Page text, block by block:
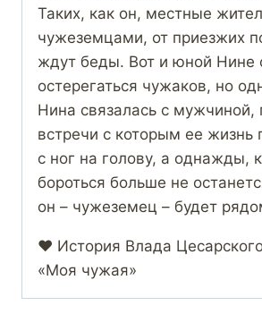
Таких, как он, местные
чужеземцами, от приезжих
ждут беды. Вот и юной Нине
остерегаться чужаков, но
Нина связалась с мужчиной,
встречи с которым ее жизнь
с ног на голову, а однажды,
бороться больше не
он – чужеземец – будет
❤️ История Влада
«Моя чужая»